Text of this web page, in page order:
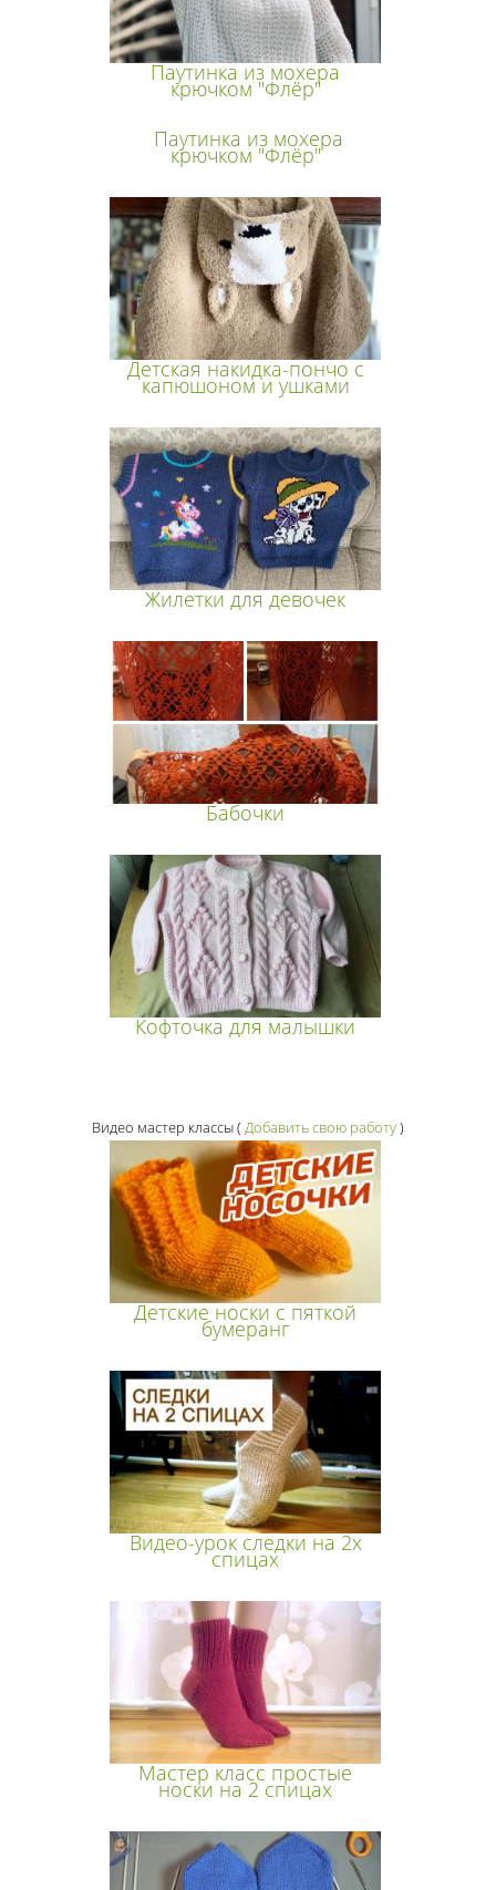
Паутинка из мохера
крючком "Флёр"
Паутинка из мохера
крючком "Флёр"
Детская накидка-пончо с
капюшоном и ушками
Жилетки для девочек
Бабочки
Кофточка для малышки
Видео мастер классы( Добавить свою работу)
Детские носки с пяткой
бумеранг
Видео-урок следки на 2х
спицах
Мастер класс простые
носки на 2 спицах